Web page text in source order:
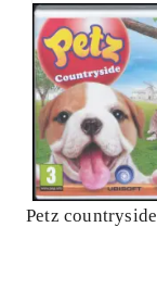
Petz countryside